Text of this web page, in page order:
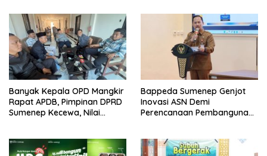
Banyak Kepala OPD Mangkir
Rapat APDB, Pimpinan DPRD
Sumenep Kecewa, Nilai
Bappeda Sumenep Genjot
Inovasi ASN Demi
Perencanaan Pembangunan